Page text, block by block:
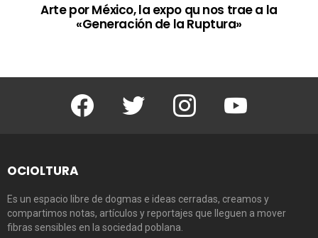
Arte por México, la expo qu nos trae a la
«Generación de la Ruptura»
Facebook Twitter Instagram
OCIOLTURA
Es un espacio libre de dogmas e ideas cerradas, creamos y
compartimos notas, artículos y reportajes que lleguen a mover
fibras sensibles en la sociedad poblana.